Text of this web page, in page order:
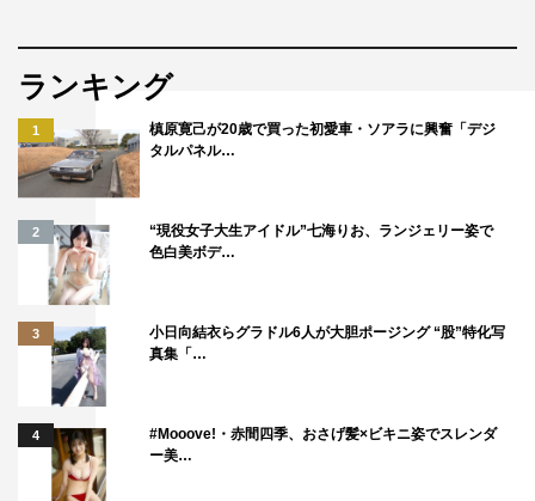
ランキング
1
槙原寛己が20歳で買った初愛車・ソアラに興奮「デジ
タルパネル…
2
“現役女子大生アイドル”七海りお、ランジェリー姿で
色白美ボデ…
3
小日向結衣らグラドル6人が大胆ポージング “股”特化写
真集「…
4
#Mooove!・赤間四季、おさげ髪×ビキニ姿でスレンダ
ー美…